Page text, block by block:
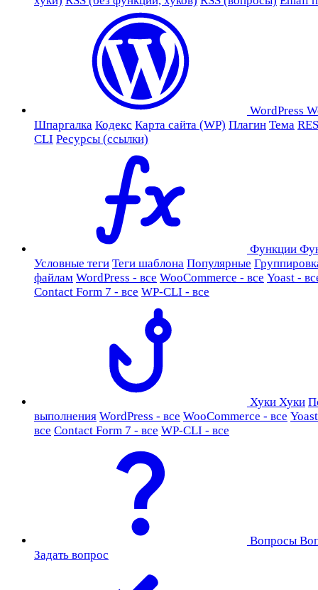
WordPress
Шпаргалка Кодекс Карта сайта (WP) Плагин Тема
CLI Ресурсы (ссылки)
Функции
Условные теги Теги шаблона Популярные
файлам WordPress - все WooCommerce - все Yoast -
Contact Form 7 - все WP-CLI - все
Хуки Хуки
выполнения WordPress - все WooCommerce - все
все Contact Form 7 - все WP-CLI - все
Вопросы
Задать вопрос